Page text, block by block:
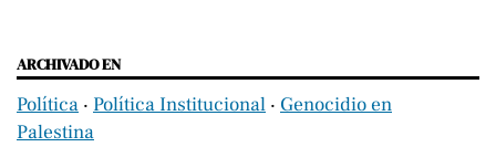
ARCHIVADO EN
Política ‧ Política Institucional ‧ Genocidio en
Palestina